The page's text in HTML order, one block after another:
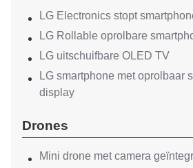
LG Electronics stopt
LG Rollable oprolbare
LG uitschuifbare OLED TV
LG smartphone met oprolbaar
display
Drones
Mini drone met camera